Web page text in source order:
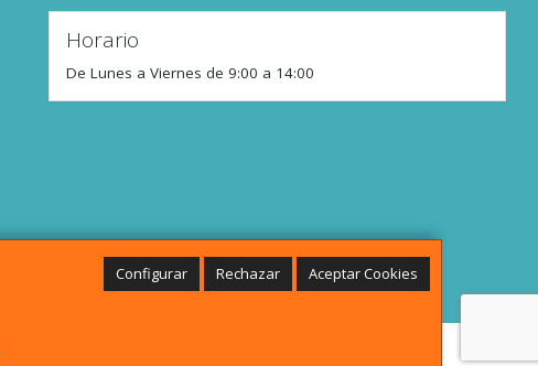
Configurar Rechazar Aceptar Cookies
Horario
De Lunes a Viernes de 9:00 a 14:00